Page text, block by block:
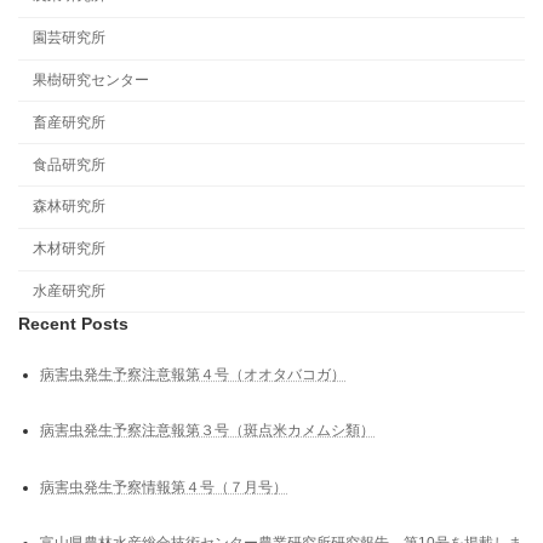
園芸研究所
果樹研究センター
畜産研究所
食品研究所
森林研究所
木材研究所
水産研究所
Recent Posts
病害虫発生予察注意報第４号（オオタバコガ）
病害虫発生予察注意報第３号（斑点米カメムシ類）
病害虫発生予察情報第４号（７月号）